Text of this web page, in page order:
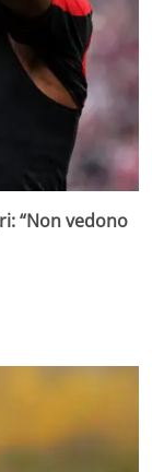
“Non vedono